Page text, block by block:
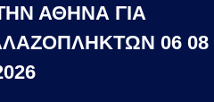
ΑΘΗΝΑ ΓΙΑ
06 08